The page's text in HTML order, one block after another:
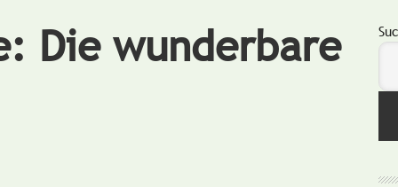
Die wunderbare